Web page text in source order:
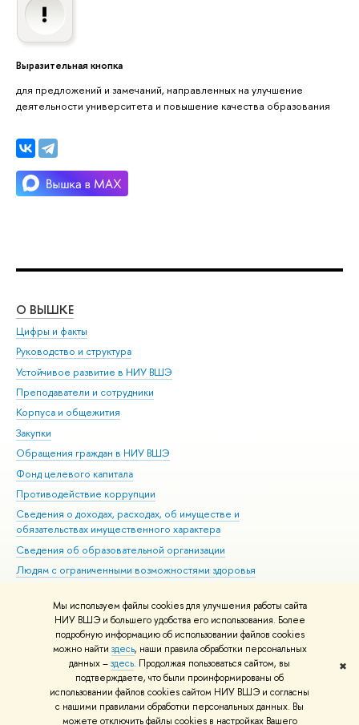
Мы используем файлы cookies для улучшения работы сайта
НИУ ВШЭ и большего удобства его использования. Более
подробную информацию об использовании файлов cookies
можно найти здесь, наши правила обработки персональных
данных –здесь. Продолжая пользоваться сайтом, вы
подтверждаете, что были проинформированы об
использовании файлов cookies сайтом НИУ ВШЭ и согласны
с нашими правилами обработки персональных данных. Вы
можете отключить файлы cookies в настройках Вашего
✖
Выразительная кнопка
для предложений и замечаний, направленных на улучшение
деятельности университета и повышение качества образования
О ВЫШКЕ
Цифры и факты
Руководство и структура
Устойчивое развитие в НИУ ВШЭ
Преподаватели и сотрудники
Корпуса и общежития
Закупки
Обращения граждан в НИУ ВШЭ
Фонд целевого капитала
Противодействие коррупции
Сведения о доходах, расходах, об имуществе и
обязательствах имущественного характера
Сведения об образовательной организации
Людям с ограниченными возможностями здоровья
Работа в Вышке
© НИУ ВШЭ 1993–2026 Адреса и контакты Условия использования
материалов Политика конфиденциальности Карта сайта